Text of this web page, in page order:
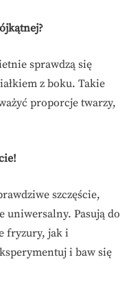
sprawdzą się
z boku. Takie
proporcje twarzy,
szczęście,
uniwersalny. Pasują do
fryzury, jak i
i baw się